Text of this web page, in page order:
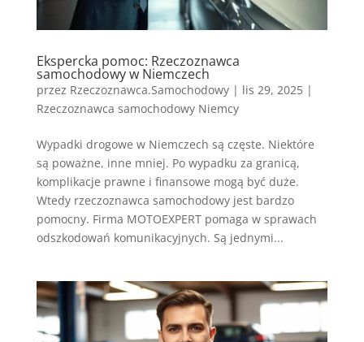
Ekspercka pomoc: Rzeczoznawca
samochodowy w Niemczech
przez Rzeczoznawca.Samochodowy| lis 29, 2025|
Rzeczoznawca samochodowy Niemcy
Wypadki drogowe w Niemczech są częste. Niektóre
są poważne, inne mniej. Po wypadku za granicą,
komplikacje prawne i finansowe mogą być duże.
Wtedy rzeczoznawca samochodowy jest bardzo
pomocny. Firma MOTOEXPERT pomaga w sprawach
odszkodowań komunikacyjnych. Są jednymi...